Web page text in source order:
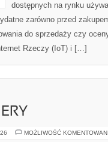
dostępnych na rynku
zarówno przed
do sprzedaży czy
Rzeczy (IoT) i […]
MOŻLIWOŚĆ